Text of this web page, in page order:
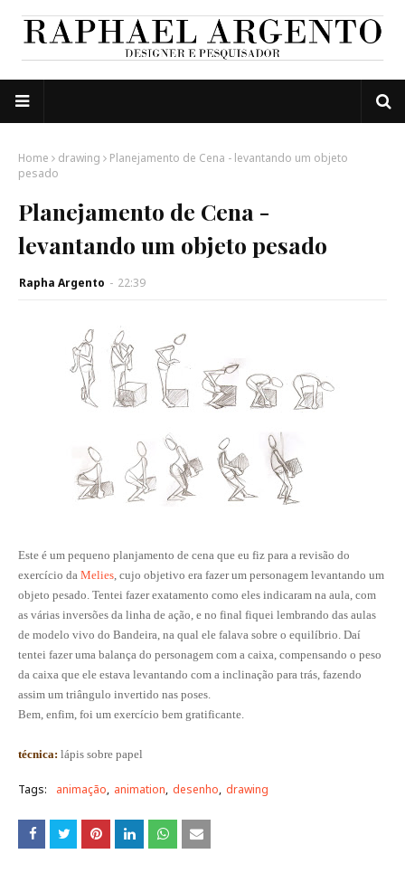
Home drawing
Planejamento de Cena - levantando um objeto
pesado
Planejamento de Cena -
levantando um objeto pesado
Rapha Argento - 22:39
Este é um pequeno planjamento de cena que eu fiz para a revisão do
exercício da Melies , cujo objetivo era fazer um personagem levantando um
objeto pesado. Tentei fazer exatamento como eles indicaram na aula, com
as várias inversões da linha de ação, e no final fiquei lembrando das aulas
de modelo vivo do Bandeira, na qual ele falava sobre o equilíbrio. Daí
tentei fazer uma balança do personagem com a caixa, compensando o peso
da caixa que ele estava levantando com a inclinação para trás, fazendo
assim um triângulo invertido nas poses.
Bem, enfim, foi um exercício bem gratificante.
técnica: lápis sobre papel
Tags: animação animation desenho drawing